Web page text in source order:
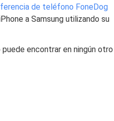
de teléfono FoneDog
a Samsung utilizando su
encontrar en ningún otro